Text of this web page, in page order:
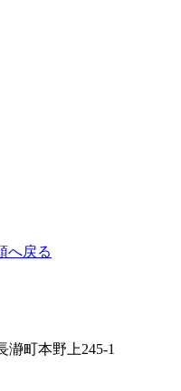
へ戻る
瀞町本野上245-1